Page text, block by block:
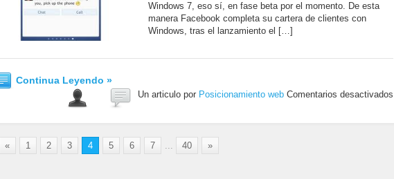
Windows 7, eso sí, en fase beta por el momento. De esta
manera Facebook completa su cartera de clientes con
Windows, tras el lanzamiento el […]
Continua Leyendo »
Un articulo por Posicionamiento web Comentarios desactivados
« 1 2 3 4 5 6 7 40 »